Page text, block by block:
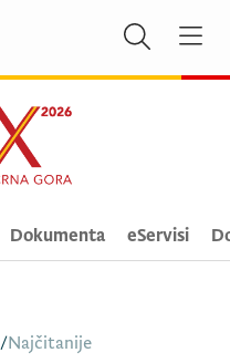
Dokumenta eServisi
/Najčitanije